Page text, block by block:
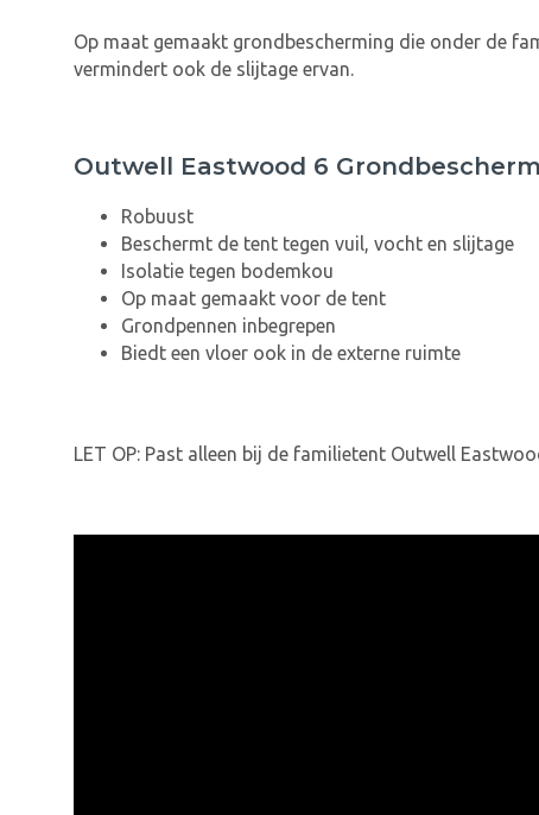
Op maat gemaakt grondbescherming die onder de
vermindert ook de slijtage ervan.
Outwell Eastwood 6
Robuust
Beschermt de tent tegen vuil, vocht en slijtage
Isolatie tegen bodemkou
Op maat gemaakt voor de tent
Grondpennen inbegrepen
Biedt een vloer ook in de externe ruimte
LET OP: Past alleen bij de familietent Outwell